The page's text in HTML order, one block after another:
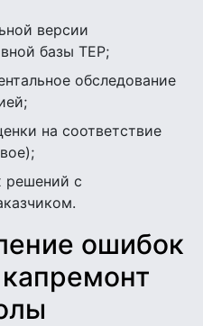
версии
базы ТЕР;
обследование
на соответствие
решений с
ошибок